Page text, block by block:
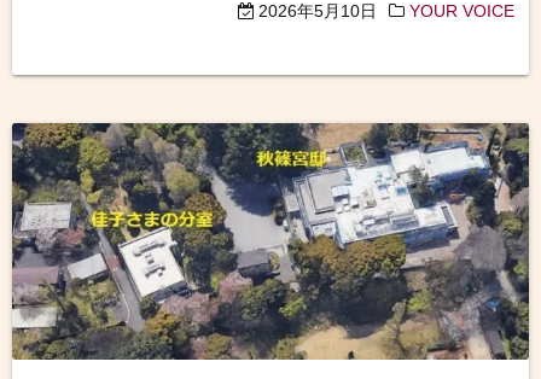
2026年5月10日 YOUR VOICE